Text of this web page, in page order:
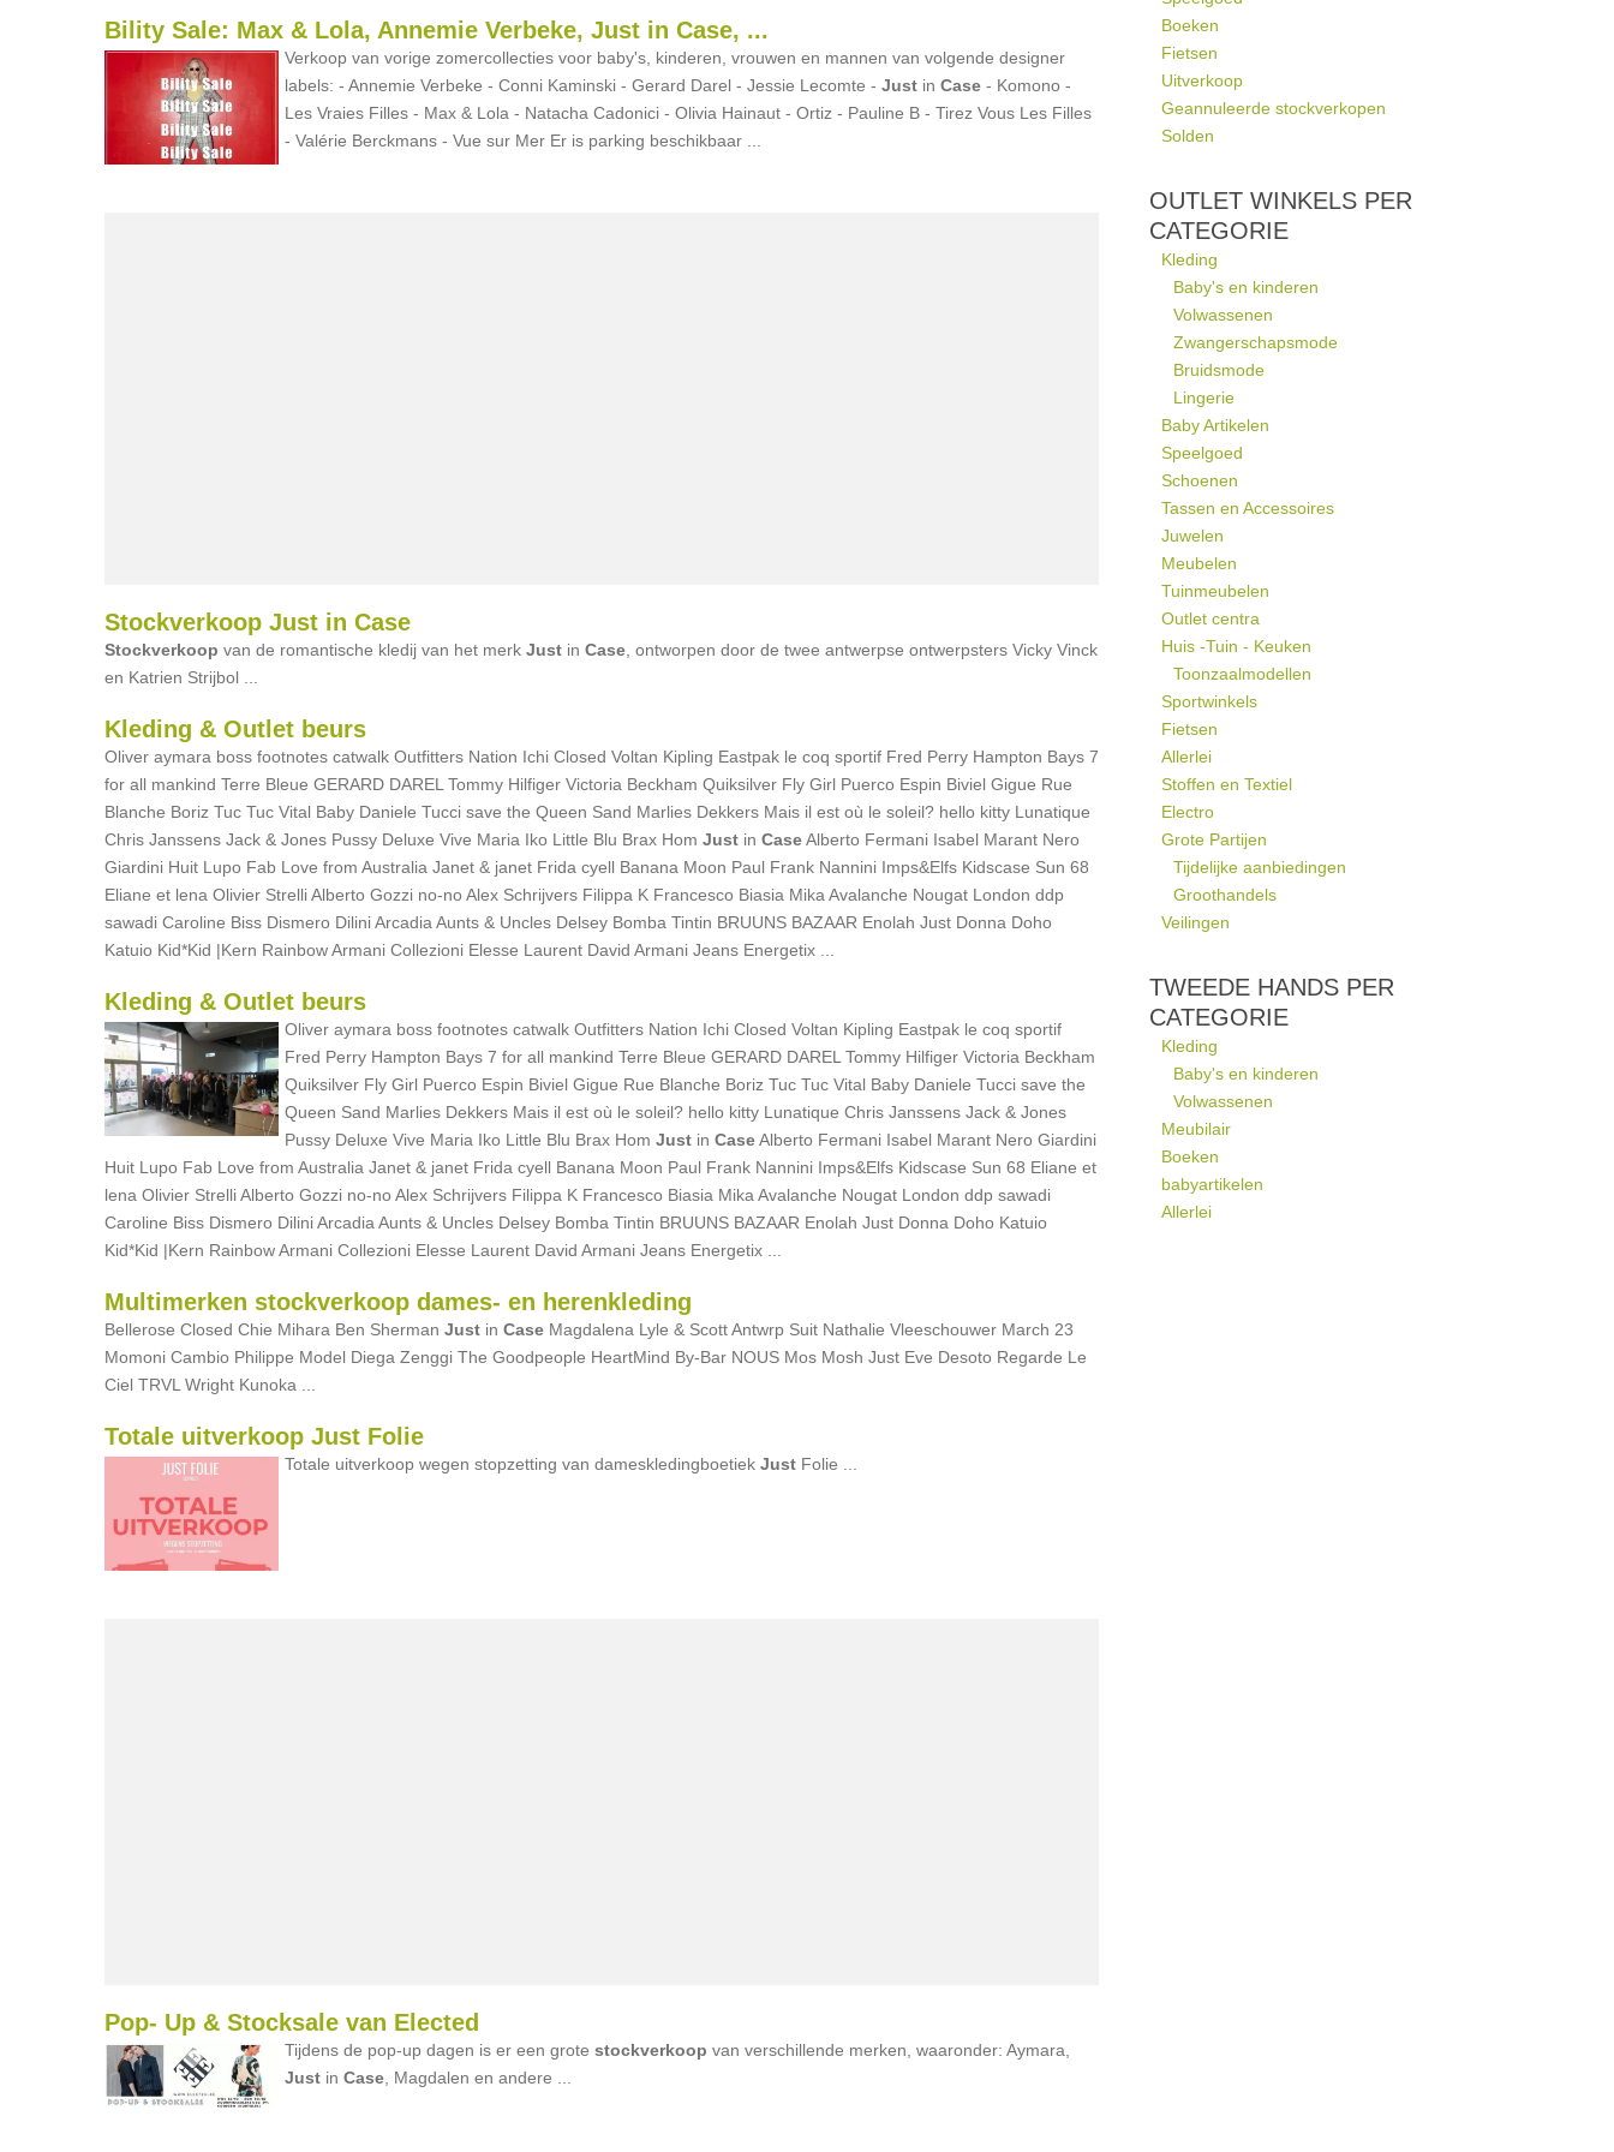
Bility Sale: Max & Lola, Annemie Verbeke, Just in Case, ...
Verkoop van vorige zomercollecties voor baby's, kinderen, vrouwen en mannen van volgende designer
labels: - Annemie Verbeke - Conni Kaminski - Gerard Darel - Jessie Lecomte - Just in Case - Komono -
Les Vraies Filles - Max & Lola - Natacha Cadonici - Olivia Hainaut - Ortiz - Pauline B - Tirez Vous Les Filles
- Valérie Berckmans - Vue sur Mer Er is parking beschikbaar ...
Stockverkoop Just in Case
Stockverkoop van de romantische kledij van het merk Just in Case , ontworpen door de twee antwerpse ontwerpsters Vicky Vinck
en Katrien Strijbol ...
Kleding & Outlet beurs
Oliver aymara boss footnotes catwalk Outfitters Nation Ichi Closed Voltan Kipling Eastpak le coq sportif Fred Perry Hampton Bays 7
for all mankind Terre Bleue GERARD DAREL Tommy Hilfiger Victoria Beckham Quiksilver Fly Girl Puerco Espin Biviel Gigue Rue
Blanche Boriz Tuc Tuc Vital Baby Daniele Tucci save the Queen Sand Marlies Dekkers Mais il est où le soleil? hello kitty Lunatique
Chris Janssens Jack & Jones Pussy Deluxe Vive Maria Iko Little Blu Brax Hom Just in CaseAlberto Fermani Isabel Marant Nero
Giardini Huit Lupo Fab Love from Australia Janet & janet Frida cyell Banana Moon Paul Frank Nannini Imps&Elfs Kidscase Sun 68
Eliane et lena Olivier Strelli Alberto Gozzi no-no Alex Schrijvers Filippa K Francesco Biasia Mika Avalanche Nougat London ddp
sawadi Caroline Biss Dismero Dilini Arcadia Aunts & Uncles Delsey Bomba Tintin BRUUNS BAZAAR Enolah Just Donna Doho
Katuio Kid*Kid |Kern Rainbow Armani Collezioni Elesse Laurent David Armani Jeans Energetix ...
Kleding & Outlet beurs
Oliver aymara boss footnotes catwalk Outfitters Nation Ichi Closed Voltan Kipling Eastpak le coq sportif
Fred Perry Hampton Bays 7 for all mankind Terre Bleue GERARD DAREL Tommy Hilfiger Victoria Beckham
Quiksilver Fly Girl Puerco Espin Biviel Gigue Rue Blanche Boriz Tuc Tuc Vital Baby Daniele Tucci save the
Queen Sand Marlies Dekkers Mais il est où le soleil? hello kitty Lunatique Chris Janssens Jack & Jones
Pussy Deluxe Vive Maria Iko Little Blu Brax Hom Just in CaseAlberto Fermani Isabel Marant Nero Giardini
Huit Lupo Fab Love from Australia Janet & janet Frida cyell Banana Moon Paul Frank Nannini Imps&Elfs Kidscase Sun 68 Eliane et
lena Olivier Strelli Alberto Gozzi no-no Alex Schrijvers Filippa K Francesco Biasia Mika Avalanche Nougat London ddp sawadi
Caroline Biss Dismero Dilini Arcadia Aunts & Uncles Delsey Bomba Tintin BRUUNS BAZAAR Enolah Just Donna Doho Katuio
Kid*Kid |Kern Rainbow Armani Collezioni Elesse Laurent David Armani Jeans Energetix ...
Multimerken stockverkoop dames- en herenkleding
Bellerose Closed Chie Mihara Ben Sherman Just in Case Magdalena Lyle & Scott Antwrp Suit Nathalie Vleeschouwer March 23
Momoni Cambio Philippe Model Diega Zenggi The Goodpeople HeartMind By-Bar NOUS Mos Mosh Just Eve Desoto Regarde Le
Ciel TRVL Wright Kunoka ...
Totale uitverkoop Just Folie
Totale uitverkoop wegen stopzetting van dameskledingboetiek Just Folie ...
Pop- Up & Stocksale van Elected
Tijdens de pop-up dagen is er een grote stockverkoop van verschillende merken, waaronder: Aymara,
Just in Case , Magdalen en andere ...
Boeken
Fietsen
Uitverkoop
Geannuleerde stockverkopen
Solden
OUTLET WINKELS PER
CATEGORIE
Kleding
Baby's en kinderen
Volwassenen
Zwangerschapsmode
Bruidsmode
Lingerie
Baby Artikelen
Speelgoed
Schoenen
Tassen en Accessoires
Juwelen
Meubelen
Tuinmeubelen
Outlet centra
Huis -Tuin - Keuken
Toonzaalmodellen
Sportwinkels
Fietsen
Allerlei
Stoffen en Textiel
Electro
Grote Partijen
Tijdelijke aanbiedingen
Groothandels
Veilingen
TWEEDE HANDS PER
CATEGORIE
Kleding
Baby's en kinderen
Volwassenen
Meubilair
Boeken
babyartikelen
Allerlei